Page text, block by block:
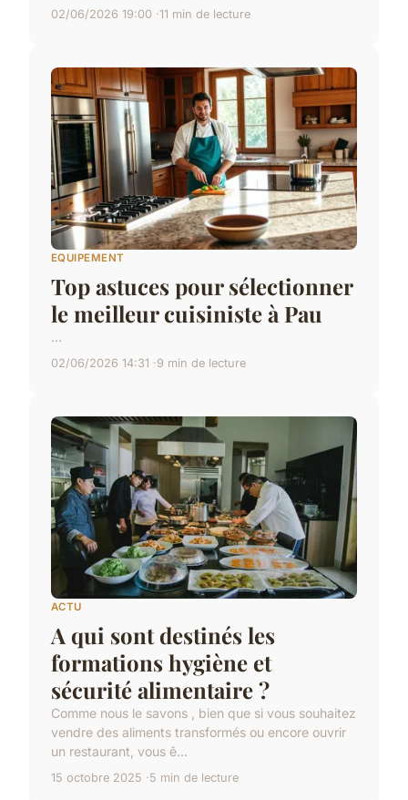
02/06/2026 19:00 11 min de lecture
EQUIPEMENT
Top astuces pour sélectionner
le meilleur cuisiniste à Pau
...
02/06/2026 14:31 9 min de lecture
ACTU
A qui sont destinés les
formations hygiène et
sécurité alimentaire ?
Comme nous le savons , bien que si vous souhaitez
vendre des aliments transformés ou encore ouvrir
un restaurant, vous ê...
15 octobre 2025 5 min de lecture